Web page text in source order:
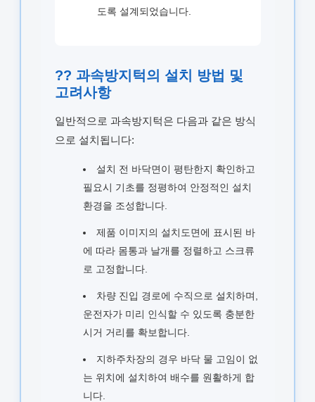
도록 설계되었습니다.
?? 과속방지턱의 설치 방법 및
고려사항
일반적으로 과속방지턱은 다음과 같은 방식
으로 설치됩니다:
설치 전 바닥면이 평탄한지 확인하고
필요시 기초를 정평하여 안정적인 설치
환경을 조성합니다.
제품 이미지의 설치도면에 표시된 바
에 따라 몸통과 날개를 정렬하고 스크류
로 고정합니다.
차량 진입 경로에 수직으로 설치하며,
운전자가 미리 인식할 수 있도록 충분한
시거 거리를 확보합니다.
지하주차장의 경우 바닥 물 고임이 없
는 위치에 설치하여 배수를 원활하게 합
니다.